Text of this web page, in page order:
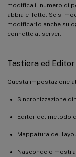
modifica il numero di
abbia effetto. Se si
modificarlo anche su
connette al server.
Tastiera ed
Questa impostazione
Sincronizzazione
Editor del metodo
Mappatura del
Nasconde o